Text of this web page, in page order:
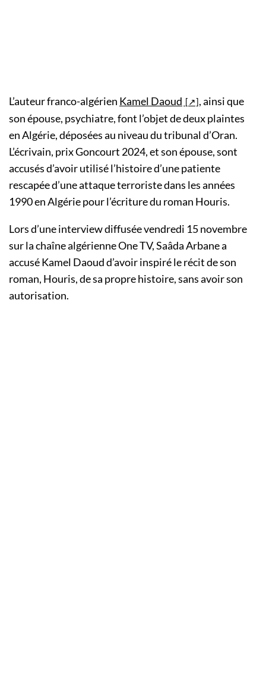
L’auteur franco-algérien Kamel Daoud
, ainsi que
son épouse, psychiatre, font l’objet de deux plaintes
en Algérie, déposées au niveau du tribunal d’Oran.
L’écrivain, prix Goncourt 2024, et son épouse, sont
accusés d’avoir utilisé l’histoire d’une patiente
rescapée d’une attaque terroriste dans les années
1990 en Algérie pour l’écriture du roman Houris.
Lors d’une interview diffusée vendredi 15 novembre
sur la chaîne algérienne One TV, Saâda Arbane a
accusé Kamel Daoud d’avoir inspiré le récit de son
roman, Houris, de sa propre histoire, sans avoir son
autorisation.